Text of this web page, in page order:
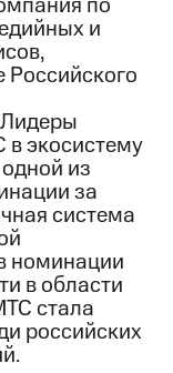
и
Российского
экосистему
из
за
система
номинации
в области
стала
российских